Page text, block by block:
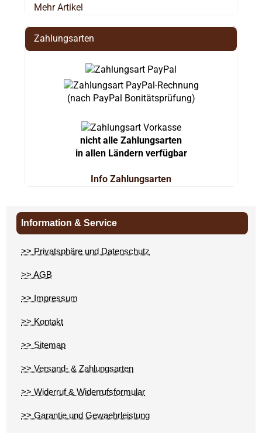
Mehr Artikel
Zahlungsarten
(nach PayPal Bonitätsprüfung)
nicht alle Zahlungsarten
in allen Ländern verfügbar
Info Zahlungsarten
Information & Service
>> Privatsphäre und Datenschutz
>> AGB
>> Impressum
>> Kontakt
>> Sitemap
>> Versand- & Zahlungsarten
>> Widerruf & Widerrufsformular
>> Garantie und Gewaehrleistung